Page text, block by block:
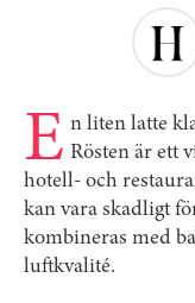
E n liten latte
Rösten är ett
hotell- och
kan vara skadligt
kombineras med
luftkvalité.